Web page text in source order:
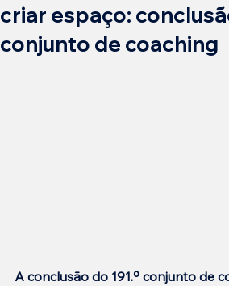
criar espaço:
conjunto de coaching
A conclusão do 191.º conjunto de